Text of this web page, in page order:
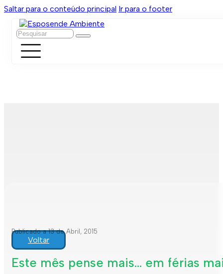
Saltar para o conteúdo principal Ir para o footer
Pesquisar
Publicado a 13 de Abril, 2015
Voltar
Este mês pense mais… em férias